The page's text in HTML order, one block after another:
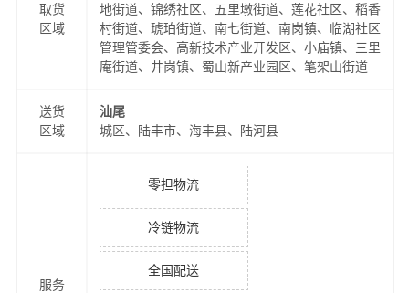
取货
区域
地街道、锦绣社区、五里墩街道、莲花社区、稻香
村街道、琥珀街道、南七街道、南岗镇、临湖社区
管理管委会、高新技术产业开发区、小庙镇、三里
庵街道、井岗镇、蜀山新产业园区、笔架山街道
送货
区域
汕尾
城区、陆丰市、海丰县、陆河县
服务
零担物流
冷链物流
全国配送